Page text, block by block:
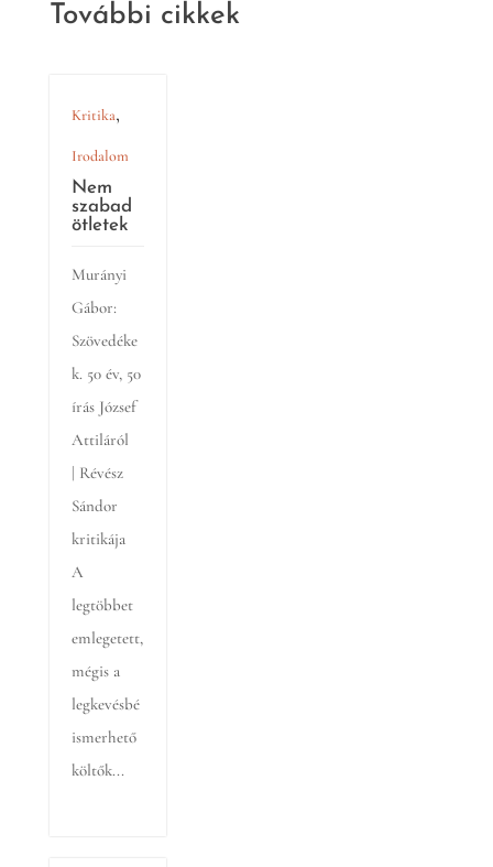
További cikkek
Kritika,
Irodalom
Nem
szabad
ötletek
Murányi
Gábor:
Szövedéke
k. 50 év, 50
írás József
Attiláról
| Révész
Sándor
kritikája
A
legtöbbet
emlegetett,
mégis a
legkevésbé
ismerhető
költők...